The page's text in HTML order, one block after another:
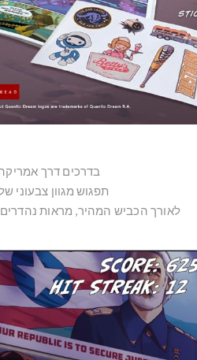
בדרכים דרך
תפגוש מגוון צבעוני
לאורך הכביש המהיר, מראות